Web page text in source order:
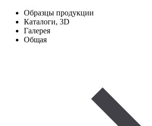
Образцы продукции
Каталоги, 3D
Галерея
Общая